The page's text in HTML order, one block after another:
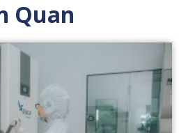
Quan